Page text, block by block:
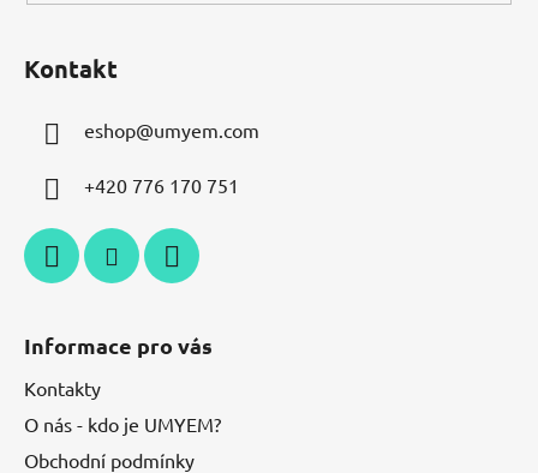
Kontakt
eshop@umyem.com
+420 776 170 751
Informace pro vás
Kontakty
O nás - kdo je UMYEM?
Obchodní podmínky